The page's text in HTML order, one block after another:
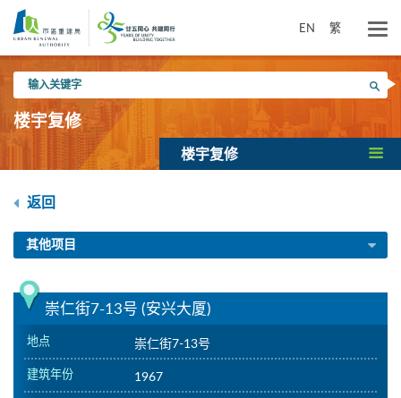
内
EN 繁
入
关
键
搜寻
楼宇复修
楼宇复修
返回
其他项目
崇仁街7-13号 (安兴大厦)
地点 崇仁街7-13号
建筑年份 1967